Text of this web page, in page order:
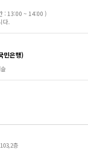
: 13:00 ~ 14:00 )
다.
민은행)
2층